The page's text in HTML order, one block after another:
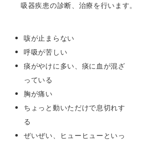
吸器疾患の診断、治療を行います。
咳が止まらない
呼吸が苦しい
痰がやけに多い、痰に血が混ざ
っている
胸が痛い
ちょっと動いただけで息切れす
る
ぜいぜい、ヒューヒューといっ